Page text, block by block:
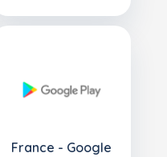
France - Google